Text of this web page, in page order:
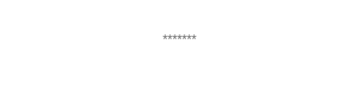
*******